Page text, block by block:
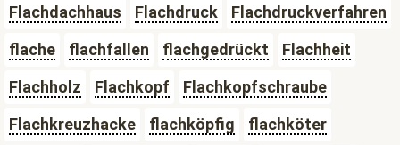
Flachdachhaus
Flachdruck
Flachdruckverfahren
flache
flachfallen flachgedrückt
Flachheit
Flachholz
Flachkopf
Flachkopfschraube
Flachkreuzhacke
flachköpfig
flachköter